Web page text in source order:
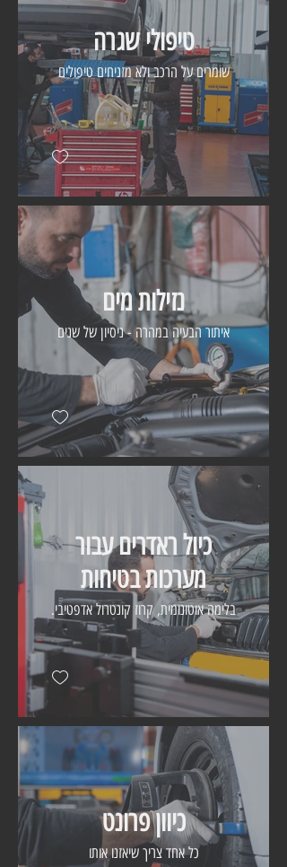
טיפולי שגרה
שומרים על הרכב ולא מזניחים טיפולים
נזילות מים
איתור הבעיה במהרה - ניסיון של שנים
כיול ראדרים עבור
מערכות בטיחות
בלימה אוטונומית, קרוז קונטרול אדפטיבי.
כיוון פרונט
כל אחד צריך שיאזנו אותו